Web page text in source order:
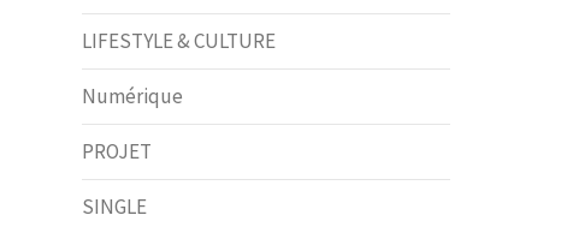
LIFESTYLE & CULTURE
Numérique
PROJET
SINGLE